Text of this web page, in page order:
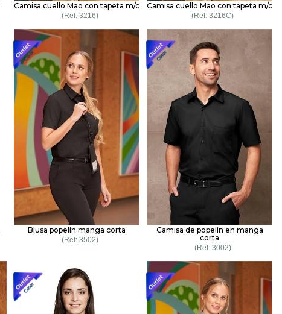
Camisa cuello Mao con tapeta m/c
3216
Camisa cuello Mao con tapeta m/c
3216C
Blusa popelín manga corta
3502
Camisa de popelín en manga
corta
3002